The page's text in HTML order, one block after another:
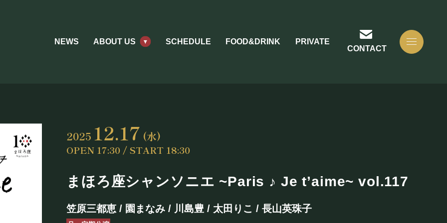
NEWS ABOUT US SCHEDULE FOOD&DRINK
PRIVATE
CONTACT
ABOUT US
2025 12.17 (水)
OPEN 17:30 / START 18:30
まほろ座シャンソニエ ~Paris ♪ Je t’aime~ vol.117
笠原三都恵 / 園まなみ / 川島豊 / 太田りこ / 長山英珠子